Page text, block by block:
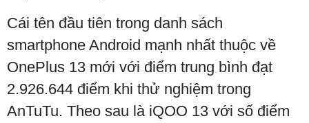
Cái tên đầu tiên trong danh sách
smartphone Android mạnh nhất thuộc về
OnePlus 13 mới với điểm trung bình đạt
2.926.644 điểm khi thử nghiệm trong
AnTuTu. Theo sau là iQOO 13 với số điểm